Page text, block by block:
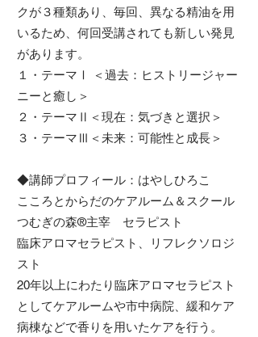
クが３種類あり、毎回、異なる精油を用
いるため、何回受講されても新しい発見
があります。
１・テーマⅠ ＜過去：ヒストリージャー
ニーと癒し＞
２・テーマⅡ＜現在：気づきと選択＞
３・テーマⅢ＜未来：可能性と成長＞
◆講師プロフィール：はやしひろこ
こころとからだのケアルーム＆スクール
つむぎの森®主宰 セラピスト
臨床アロマセラピスト、リフレクソロジ
スト
20年以上にわたり臨床アロマセラピスト
としてケアルームや市中病院、緩和ケア
病棟などで香りを用いたケアを行う。